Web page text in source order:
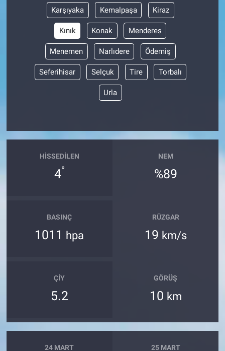
Karşıyaka Kemalpaşa Kiraz
Kınık Konak Menderes
Menemen Narlıdere Ödemiş
Seferihisar Selçuk Tire Torbalı
Urla
HISSEDILEN
4°
NEM
%89
BASINÇ
1011 hpa
RÜZGAR
19 km/s
ÇIY
5.2
GÖRÜŞ
10 km
24 MART 25 MART